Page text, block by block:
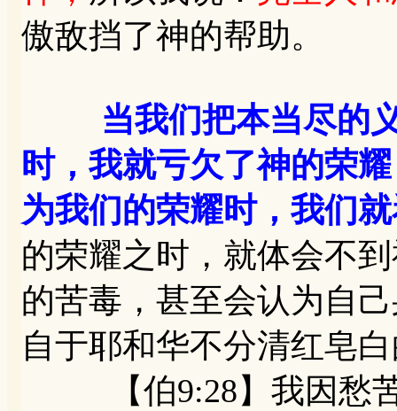
傲敌挡了神的帮助。
当我们把本当尽的
时，我就亏欠了神的荣
为我们的荣耀时，我们
的荣耀之时，就体会不
的苦毒，甚至会认为自
自于耶和华不分清红皂
【伯9:28】我因愁苦